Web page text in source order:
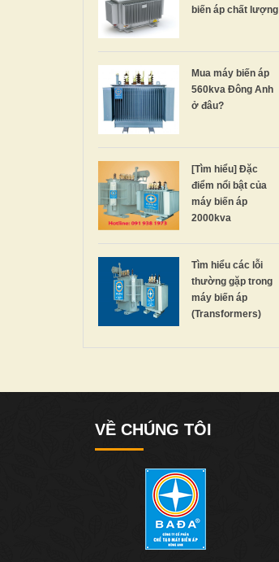
biến áp chất lượng
Mua máy biến áp
560kva Đông Anh
ở đâu?
[Tìm hiểu] Đặc
điểm nổi bật của
máy biến áp
2000kva
Tìm hiểu các lỗi
thường gặp trong
máy biến áp
(Transformers)
VỀ CHÚNG TÔI